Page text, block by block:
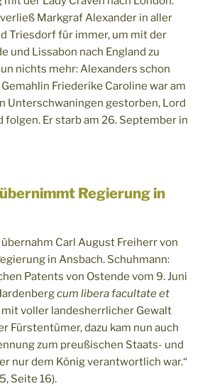
verließ Markgraf Alexander in aller
Triesdorf für immer, um mit der
und Lissabon nach England zu
nichts mehr: Alexanders schon
Friederike Caroline war am
Unterschwaningen gestorben, Lord
folgen. Er starb am 26. September in
Regierung in
Carl August Freiherr von
in Ansbach. Schuhmann:
Patents von Ostende vom 9. Juni
cum libera facultate et
mit voller landesherrlicher Gewalt
Fürstentümer, dazu kam nun auch
zum preußischen Staats- und
nur dem König verantwortlich war.“
Seite 16).